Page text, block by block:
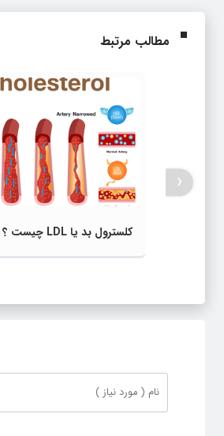
مطالب مرتبط
کلسترول بد یا LDL چیست ؟
‹